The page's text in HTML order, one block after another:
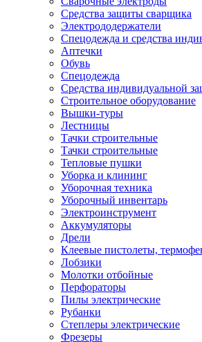
Средства защиты сварщика
Электрододержатели
Спецодежда и средства
Аптечки
Обувь
Спецодежда
Средства индивидуальной
Строительное оборудование
Вышки-туры
Лестницы
Тачки строительные
Тачки строительные
Тепловые пушки
Уборка и клининг
Уборочная техника
Уборочный инвентарь
Электроинструмент
Аккумуляторы
Дрели
Клеевые пистолеты,
Лобзики
Молотки отбойные
Перфораторы
Пилы электрические
Рубанки
Степлеры электрические
Фрезеры